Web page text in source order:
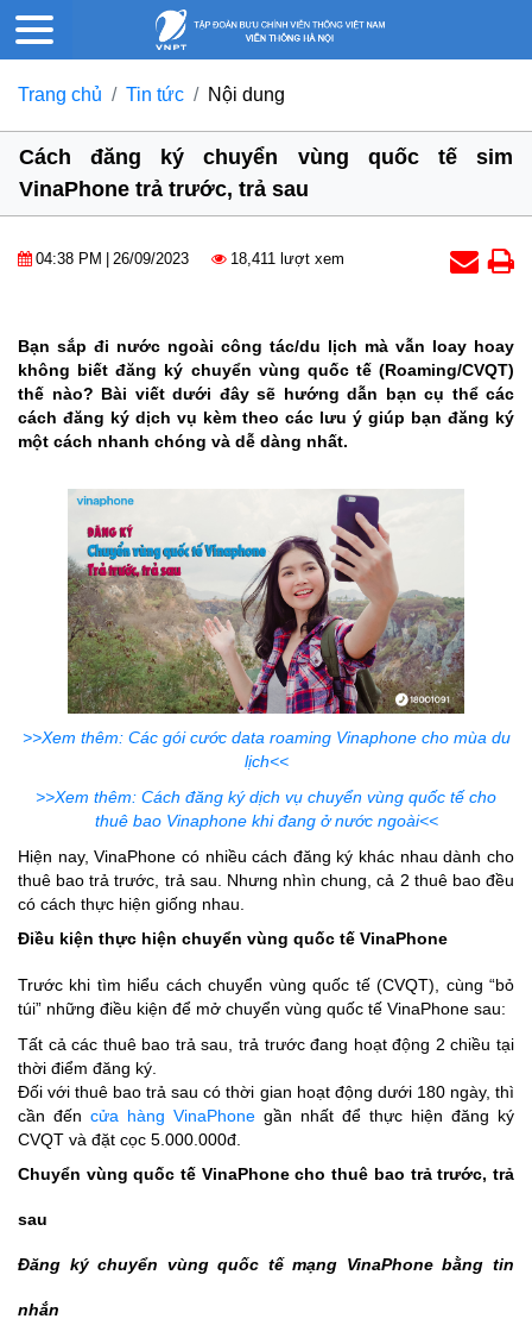
Trang chủ Tin tức Nội dung
Cách đăng ký chuyển vùng quốc tế sim
VinaPhone trả trước, trả sau
04:38 PM 26/09/2023 18,411 lượt xem
Bạn sắp đi nước ngoài công tác/du lịch mà vẫn loay hoay
không biết đăng ký chuyển vùng quốc tế (Roaming/CVQT)
thế nào? Bài viết dưới đây sẽ hướng dẫn bạn cụ thể các
cách đăng ký dịch vụ kèm theo các lưu ý giúp bạn đăng ký
một cách nhanh chóng và dễ dàng nhất.
>>Xem thêm: Các gói cước data roaming Vinaphone cho mùa du
lịch<<
>>Xem thêm: Cách đăng ký dịch vụ chuyển vùng quốc tế cho
thuê bao Vinaphone khi đang ở nước ngoài<<
Hiện nay, VinaPhone có nhiều cách đăng ký khác nhau dành cho
thuê bao trả trước, trả sau. Nhưng nhìn chung, cả 2 thuê bao đều
có cách thực hiện giống nhau.
Điều kiện thực hiện chuyển vùng quốc tế VinaPhone
Trước khi tìm hiểu cách chuyển vùng quốc tế (CVQT), cùng “bỏ
túi” những điều kiện để mở chuyển vùng quốc tế VinaPhone sau:
Tất cả các thuê bao trả sau, trả trước đang hoạt động 2 chiều tại
thời điểm đăng ký.
Đối với thuê bao trả sau có thời gian hoạt động dưới 180 ngày, thì
cần đến cửa hàng VinaPhone gần nhất để thực hiện đăng ký
CVQT và đặt cọc 5.000.000đ.
Chuyển vùng quốc tế VinaPhone cho thuê bao trả trước, trả
sau
Đăng ký chuyển vùng quốc tế mạng VinaPhone bằng tin
nhắn